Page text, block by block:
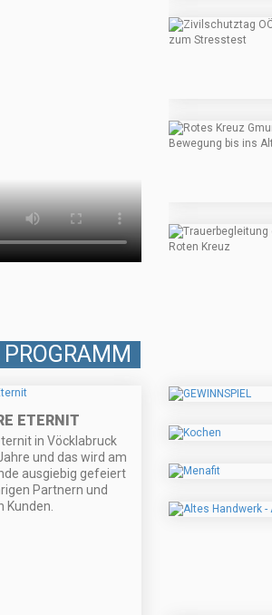
ETERNIT
in Vöcklabruck
und das wird am
ausgiebig gefeiert
Partnern und
Kunden.